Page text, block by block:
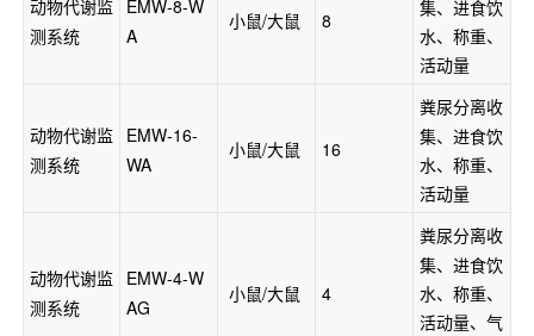
动物代谢监
测系统
EMW-8-W
A
小鼠/大鼠 8
集、 进食饮
水、 称重、
活动量
动物代谢监
测系统
EMW-16-
WA
小鼠/大鼠 16
粪尿分离收
集、 进食饮
水、 称重、
活动量
动物代谢监
测系统
EMW-4-W
AG
小鼠/大鼠 4
粪尿分离收
集、 进食饮
水、 称重、
活动量、 气